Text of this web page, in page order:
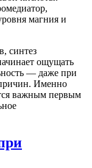
магния и
синтез
ощущать
— даже при
Именно
важным первым